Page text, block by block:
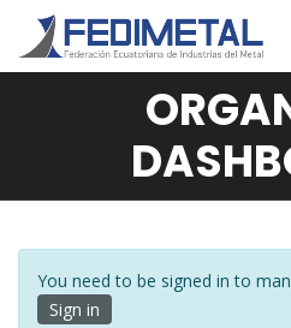
You need to be signed in to
Sign in